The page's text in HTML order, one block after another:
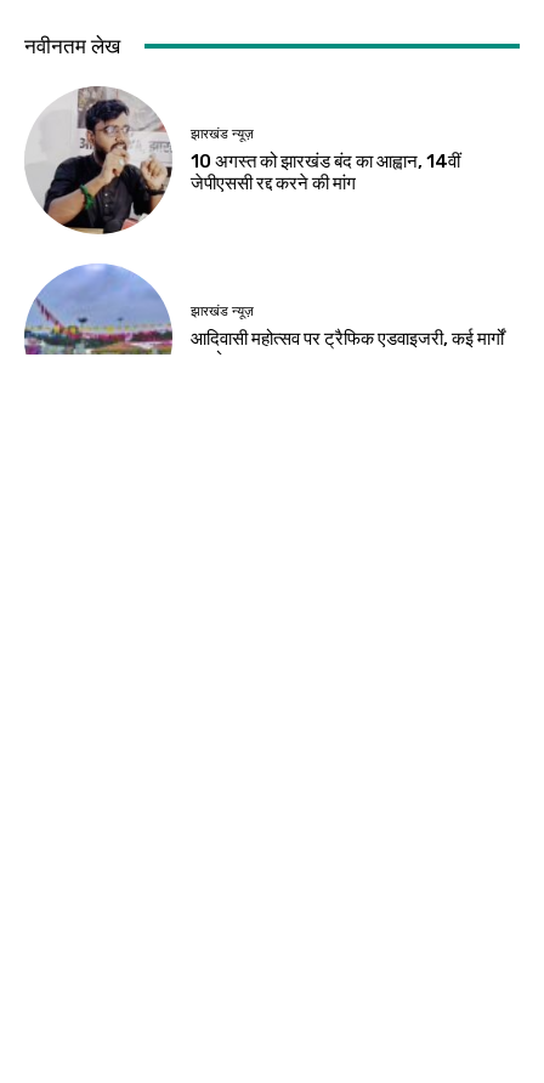
नवीनतम लेख
झारखंड न्यूज़
10 अगस्त को झारखंड बंद का आह्वान, 14वीं
जेपीएससी रद्द करने की मांग
झारखंड न्यूज़
आदिवासी महोत्सव पर ट्रैफिक एडवाइजरी, कई मार्गों
पर रोक